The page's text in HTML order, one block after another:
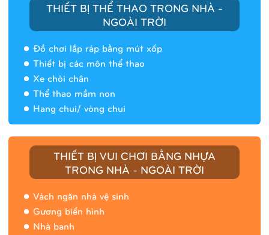
THIẾT BỊ THỂ THAO TRONG NHÀ -
NGOÀI TRỜI
Đồ chơi lắp ráp bằng mút xốp
Thiết bị các môn thể thao
Xe chòi chân
Thể thao mầm non
Hang chui/ vòng chui
THIẾT BỊ VUI CHƠI BẰNG NHỰA
TRONG NHÀ - NGOÀI TRỜI
Vách ngăn nhà vệ sinh
Gương biến hình
Nhà banh
Nhà banh 9H5408